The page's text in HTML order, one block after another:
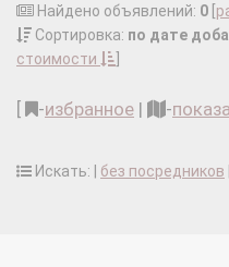
Найдено объявлений: 0
Сортировка: по дате
стоимости
-избранное | -
Искать: | без посредников